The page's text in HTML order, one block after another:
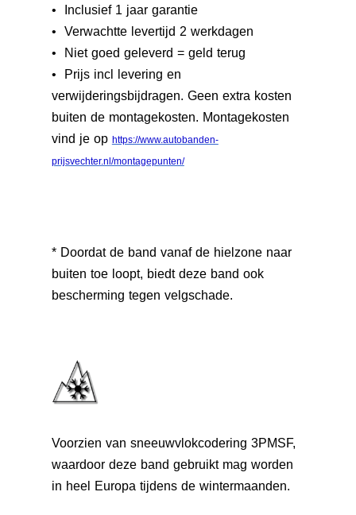
• Inclusief 1 jaar garantie
• Verwachtte levertijd 2 werkdagen
• Niet goed geleverd = geld terug
• Prijs incl levering en
verwijderingsbijdragen. Geen extra kosten
buiten de montagekosten. Montagekosten
vind je op https://www.autobanden-
prijsvechter.nl/montagepunten/
* Doordat de band vanaf de hielzone naar
buiten toe loopt, biedt deze band ook
bescherming tegen velgschade.
Voorzien van sneeuwvlokcodering 3PMSF,
waardoor deze band gebruikt mag worden
in heel Europa tijdens de wintermaanden.